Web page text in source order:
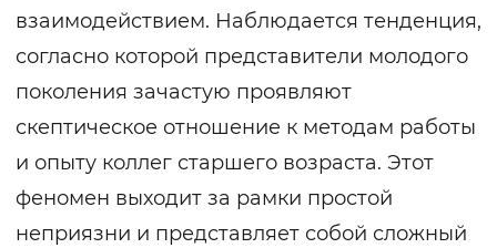
взаимодействием. Наблюдается тенденция,
согласно которой представители молодого
поколения зачастую проявляют
скептическое отношение к методам работы
и опыту коллег старшего возраста. Этот
феномен выходит за рамки простой
неприязни и представляет собой сложный